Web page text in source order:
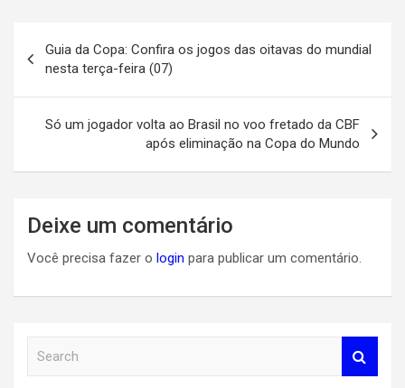
de
Post
Guia da Copa: Confira os jogos das oitavas do mundial
nesta terça-feira (07)
Só um jogador volta ao Brasil no voo fretado da CBF
após eliminação na Copa do Mundo
Deixe um comentário
Você precisa fazer o login para publicar um comentário.